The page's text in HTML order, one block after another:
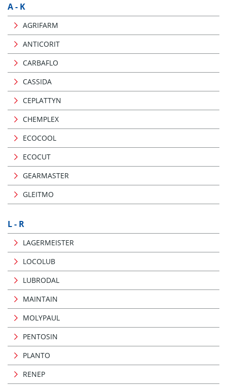
A - K
AGRIFARM
ANTICORIT
CARBAFLO
CASSIDA
CEPLATTYN
CHEMPLEX
ECOCOOL
ECOCUT
GEARMASTER
GLEITMO
L - R
LAGERMEISTER
LOCOLUB
LUBRODAL
MAINTAIN
MOLYPAUL
PENTOSIN
PLANTO
RENEP